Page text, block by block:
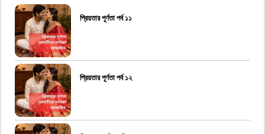
প্রিয়তার পূর্ণতা পর্ব ১১
প্রিয়তার পূর্ণতা পর্ব ১২